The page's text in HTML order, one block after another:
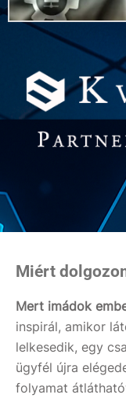
Miért
Mert imádok
inspirál, amikor
lelkesedik, egy
ügyfél újra
folyamat